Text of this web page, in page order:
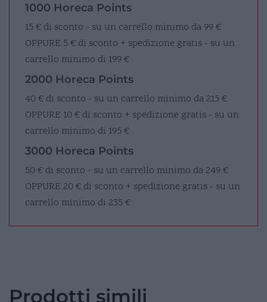
1000 Horeca Points
15 € di sconto - su un carrello minimo da 99 €
OPPURE 5 € di sconto + spedizione gratis - su un
carrello minimo di 199 €
2000 Horeca Points
40 € di sconto - su un carrello minimo da 215 €
OPPURE 10 € di sconto + spedizione gratis - su un
carrello minimo di 195 €
3000 Horeca Points
50 € di sconto - su un carrello minimo da 249 €
OPPURE 20 € di sconto + spedizione gratis - su un
carrello minimo di 235 €
Prodotti simili